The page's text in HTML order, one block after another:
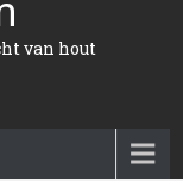
van hout